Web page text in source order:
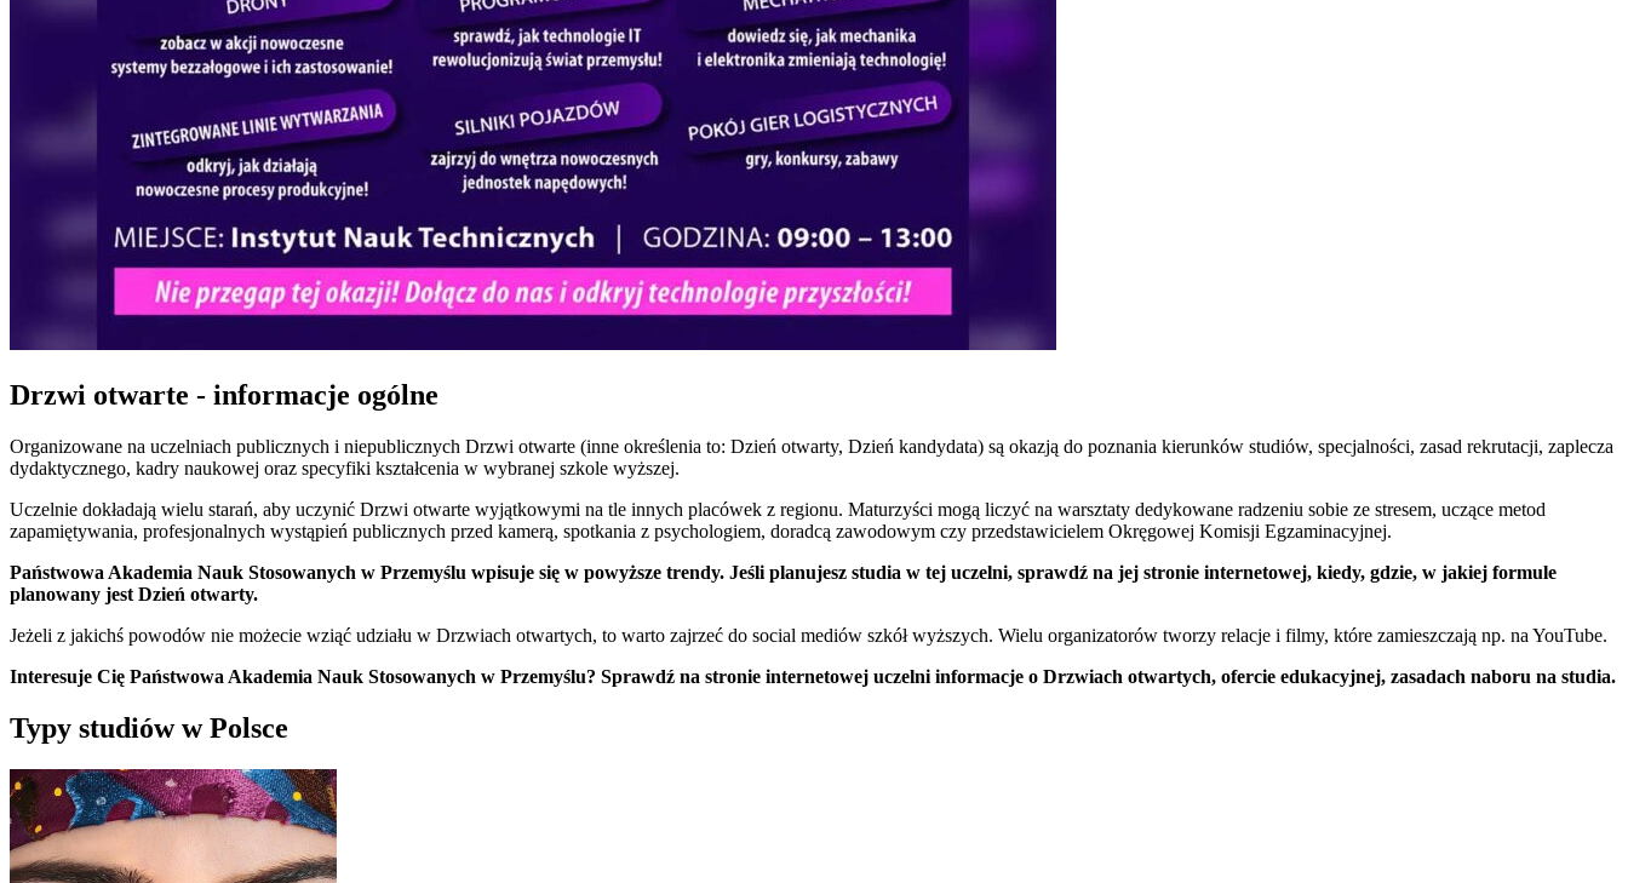
Drzwi otwarte - informacje ogólne
Organizowane na uczelniach publicznych i niepublicznych Drzwi otwarte (inne określenia to: Dzień otwarty, Dzień kandydata) są okazją do poznania kierunków studiów, specjalności, zasad rekrutacji, zaplecza
dydaktycznego, kadry naukowej oraz specyfiki kształcenia w wybranej szkole wyższej.
Uczelnie dokładają wielu starań, aby uczynić Drzwi otwarte wyjątkowymi na tle innych placówek z regionu. Maturzyści mogą liczyć na warsztaty dedykowane radzeniu sobie ze stresem, uczące metod
zapamiętywania, profesjonalnych wystąpień publicznych przed kamerą, spotkania z psychologiem, doradcą zawodowym czy przedstawicielem Okręgowej Komisji Egzaminacyjnej.
Państwowa Akademia Nauk Stosowanych w Przemyślu wpisuje się w powyższe trendy. Jeśli planujesz studia w tej uczelni, sprawdź na jej stronie internetowej, kiedy, gdzie, w jakiej formule
planowany jest Dzień otwarty.
Jeżeli z jakichś powodów nie możecie wziąć udziału w Drzwiach otwartych, to warto zajrzeć do social mediów szkół wyższych. Wielu organizatorów tworzy relacje i filmy, które zamieszczają np. na YouTube.
Interesuje Cię Państwowa Akademia Nauk Stosowanych w Przemyślu? Sprawdź na stronie internetowej uczelni informacje o Drzwiach otwartych, ofercie edukacyjnej, zasadach naboru na studia.
Typy studiów w Polsce